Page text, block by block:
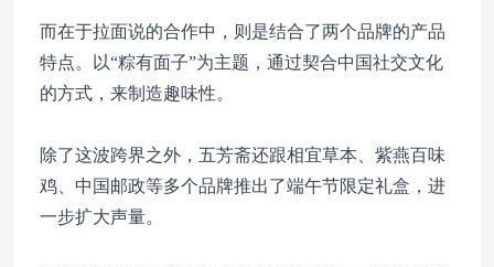
而在于拉面说的合作中，则是结合了两个品牌的产品
特点。以“粽有面子”为主题，通过契合中国社交文化
的方式，来制造趣味性。
除了这波跨界之外，五芳斋还跟相宜草本、紫燕百味
鸡、中国邮政等多个品牌推出了端午节限定礼盒，进
一步扩大声量。